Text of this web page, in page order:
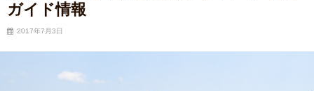
ガイド情報
2017年7月3日